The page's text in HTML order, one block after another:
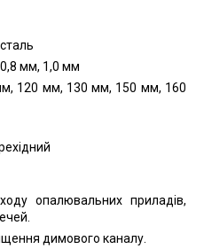
мм, 1,0 мм
120 мм, 130 мм, 150 мм, 160
опалювальних приладів,
димового каналу.